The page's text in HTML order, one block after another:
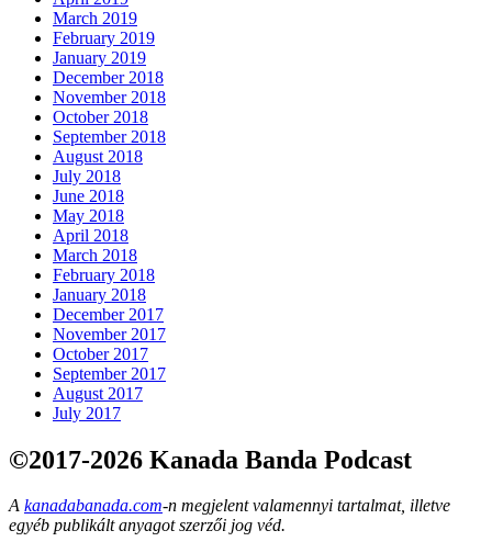
March 2019
February 2019
January 2019
December 2018
November 2018
October 2018
September 2018
August 2018
July 2018
June 2018
May 2018
April 2018
March 2018
February 2018
January 2018
December 2017
November 2017
October 2017
September 2017
August 2017
July 2017
©2017-2026 Kanada Banda Podcast
A kanadabanada.com-n megjelent valamennyi tartalmat, illetve
egyéb publikált anyagot szerzői jog véd.